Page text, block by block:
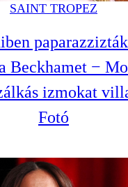
SAINT TROPEZ
Beckhamet −
izmokat
Fotó